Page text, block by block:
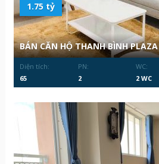
1.75 tỷ
BÁN CĂN HỘ THANH BÌNH PLAZA
Diện tích:
65
PN:
2
WC:
2 WC